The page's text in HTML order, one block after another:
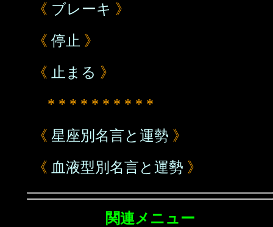
《 ブレーキ 》
《 停止 》
《 止まる 》
* * * * * * * * * *
《 星座別名言と運勢 》
《 血液型別名言と運勢 》
関連メニュー